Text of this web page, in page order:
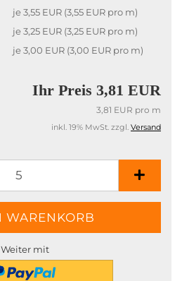
je 3,55 EUR (3,55 EUR pro m)
je 3,25 EUR (3,25 EUR pro m)
je 3,00 EUR (3,00 EUR pro m)
Ihr Preis 3,81 EUR
3,81 EUR pro m
inkl. 19% MwSt. zzgl. Versand
Weiter mit